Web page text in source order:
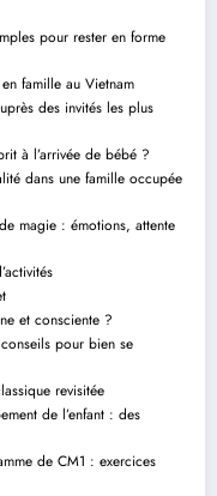
pour rester en forme
famille au Vietnam
des invités les plus
à l’arrivée de bébé ?
dans une famille occupée
magie : émotions, attente
et consciente ?
pour bien se
revisitée
de l’enfant : des
de CM1 : exercices